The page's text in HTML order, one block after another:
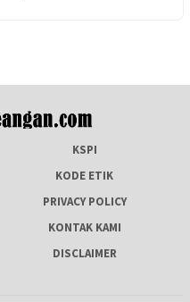
KSPI
KODE ETIK
PRIVACY POLICY
KONTAK KAMI
DISCLAIMER